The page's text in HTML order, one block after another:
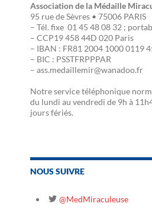
Association de la Médaille
95 rue de Sèvres • 75006 PARIS
– Tél. fixe 01 45 48 08 32 ;
– CCP19 458 44D 020 Paris
– IBAN : FR81 2004 1000 0119
– BIC : PSSTFRPPPAR
– ass.medaillemir@wanadoo.fr
Notre service téléphonique
du lundi au vendredi de 9h à
jours fériés.
NOUS SUIVRE
@MedMiraculeuse